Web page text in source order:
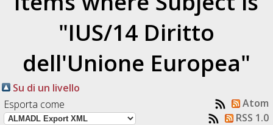
"IUS/14 Diritto
dell'Unione Europea"
Su di un livello
Esporta come
Atom
RSS 1.0